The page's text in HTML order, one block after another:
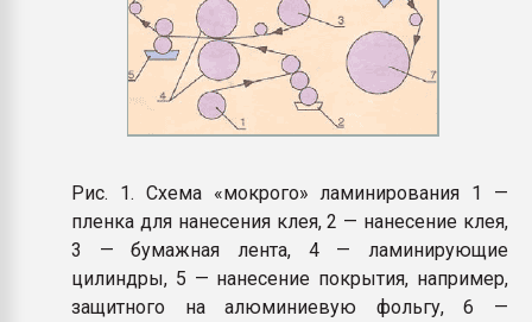
Рис. 1. Схема «мокрого» ламинирования 1 —
пленка для нанесения клея, 2 — нанесение клея,
3 — бумажная лента, 4 — ламинирующие
цилиндры, 5 — нанесение покрытия, например,
защитного на алюминиевую фольгу, 6 —